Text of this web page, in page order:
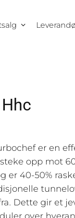
er en
opp mot
er 40-50%
Dette gir et